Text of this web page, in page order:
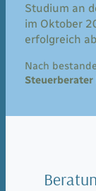
Studium an
im Oktober
erfolgreich
Nach
Steuerberater